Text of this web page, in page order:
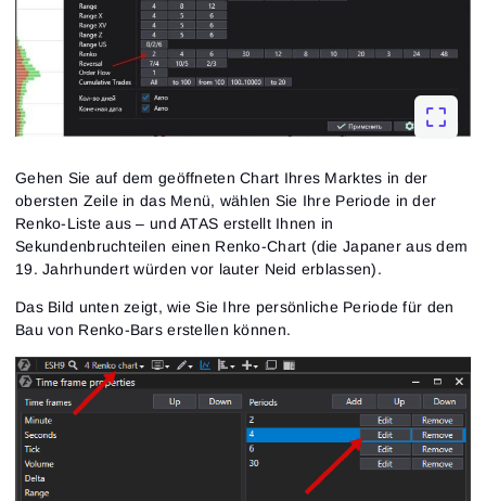
Gehen Sie auf dem geöffneten Chart Ihres Marktes in der
obersten Zeile in das Menü, wählen Sie Ihre Periode in der
Renko-Liste aus – und ATAS erstellt Ihnen in
Sekundenbruchteilen einen Renko-Chart (die Japaner aus dem
19. Jahrhundert würden vor lauter Neid erblassen).
Das Bild unten zeigt, wie Sie Ihre persönliche Periode für den
Bau von Renko-Bars erstellen können.